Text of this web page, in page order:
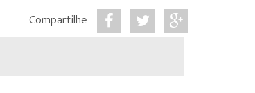
Compartilhe